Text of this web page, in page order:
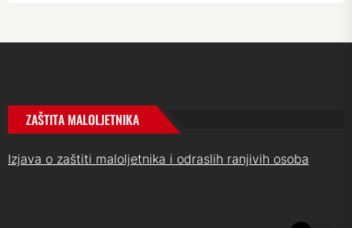
ZAŠTITA MALOLJETNIKA
Izjava o zaštiti maloljetnika i odraslih ranjivih osoba